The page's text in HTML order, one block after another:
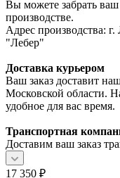
Вы можете забрать
производстве.
Адрес производства:
"Лебер"
Доставка курьером
Ваш заказ доставит
Московской области.
удобное для вас время.
Транспортная
Доставим ваш заказ
17 350 ₽